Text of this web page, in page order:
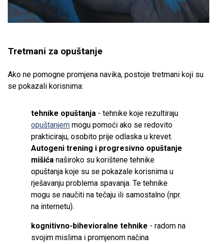
Tretmani za opuštanje
Ako ne pomogne promjena navika, postoje tretmani koji su
se pokazali korisnima:
tehnike opuštanja - tehnike koje rezultiraju
opuštanjem mogu pomoći ako se redovito
prakticiraju, osobito prije odlaska u krevet.
Autogeni trening i progresivno opuštanje
mišića naširoko su korištene tehnike
opuštanja koje su se pokazale korisnima u
rješavanju problema spavanja. Te tehnike
mogu se naučiti na tečaju ili samostalno (npr.
na internetu).
kognitivno-bihevioralne tehnike - radom na
svojim mislima i promjenom načina